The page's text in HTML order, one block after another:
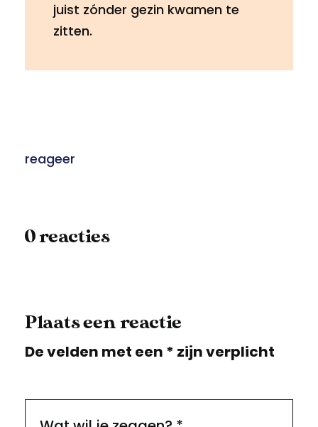
juist zónder gezin kwamen te
zitten.
reageer
0 reacties
Plaats een reactie
De velden met een * zijn verplicht